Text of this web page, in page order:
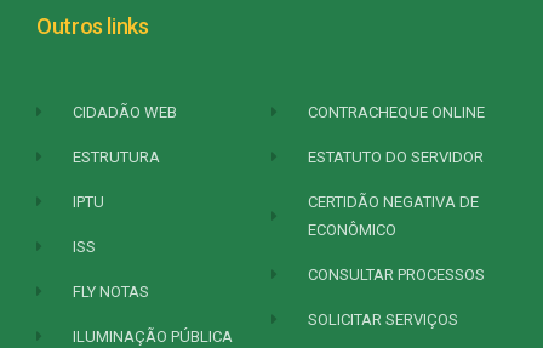
Outros links
CIDADÃO WEB
ESTRUTURA
IPTU
ISS
FLY NOTAS
ILUMINAÇÃO PÚBLICA
CONTRACHEQUE ONLINE
ESTATUTO DO SERVIDOR
CERTIDÃO NEGATIVA DE
ECONÔMICO
CONSULTAR PROCESSOS
SOLICITAR SERVIÇOS